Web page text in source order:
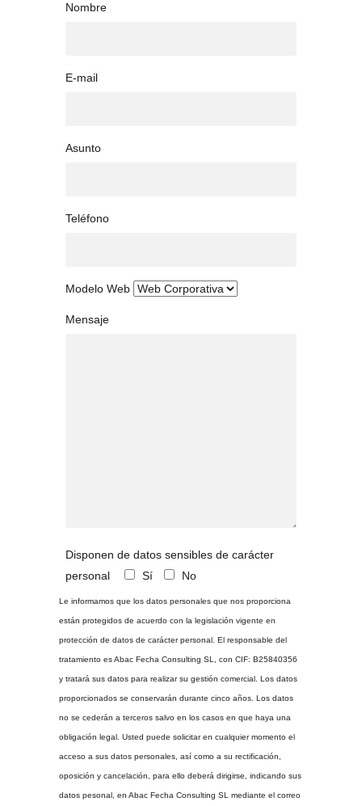
Nombre
E-mail
Asunto
Teléfono
Modelo Web
Mensaje
Disponen de datos sensibles de carácter
personal
Sí No
Le informamos que los datos personales que nos proporciona
están protegidos de acuerdo con la legislación vigente en
protección de datos de carácter personal. El responsable del
tratamiento es Abac Fecha Consulting SL, con CIF: B25840356
y tratará sus datos para realizar su gestión comercial. Los datos
proporcionados se conservarán durante cinco años. Los datos
no se cederán a terceros salvo en los casos en que haya una
obligación legal. Usted puede solicitar en cualquier momento el
acceso a sus datos personales, así como a su rectificación,
oposición y cancelación, para ello deberá dirigirse, indicando sus
datos pesonal, en Abac Fecha Consulting SL mediante el correo